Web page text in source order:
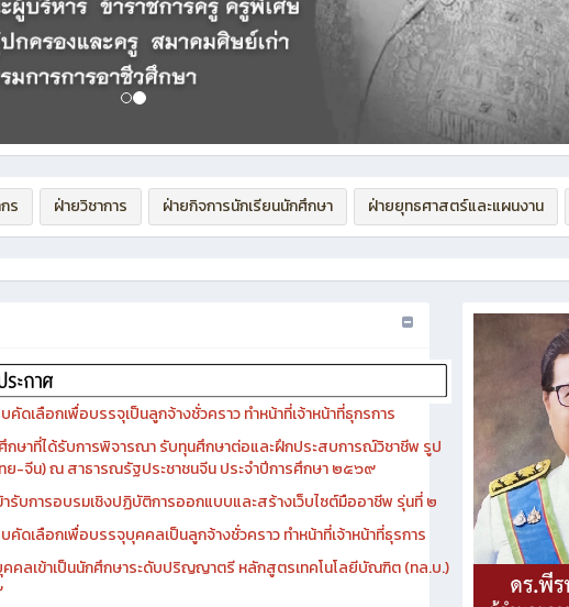
ร ฝ่ายวิชาการ ฝ่ายกิจการนักเรียนนักศึกษา ฝ่ายยุทธศาสตร์และแผนงาน
ดเลือกเพื่อบรรจุเป็นลูกจ้างชั่วคราว ทำหน้าที่เจ้าหน้าที่ธุกรการ
กษาที่ได้รับการพิจารณา รับทุนศึกษาต่อและฝึกประสบการณ์วิชาชีพ รูป
ย-จีน) ณ สาธารณรัฐประชาชนจีน ประจำปีการศึกษา ๒๕๖๙
ารับการอบรมเชิงปฏิบัติการออกแบบและสร้างเว็บไซต์มืออาชีพ รุ่นที่ ๒
คัดเลือกเพื่อบรรจุบุคคลเป็นลูกจ้างชั่วคราว ทำหน้าที่เจ้าหน้าที่ธุรการ
คลเข้าเป็นนักศึกษาระดับปริญญาตรี หลักสูตรเทคโนโลยีบัณฑิต (ทล.บ.)